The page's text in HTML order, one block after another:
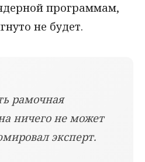
программам,
не будет.
рамочная
ничего не может
эксперт.